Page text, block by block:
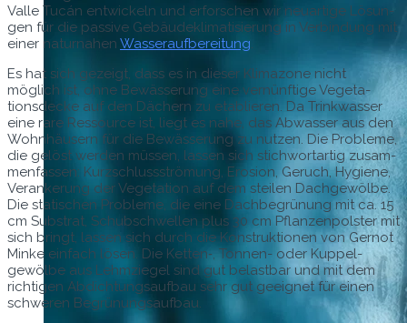
Valle Tucán entwick­eln und erforschen wir neuar­tige Lösun­
gen für die pas­sive Gebäudek­li­ma­tisierung in Verbindung mit
ein­er natur­na­hen Wasser­auf­bere­itung.
Es hat sich gezeigt, dass es in dieser Kli­ma­zone nicht
möglich ist, ohne Bewässerung eine vernün­ftige Veg­e­ta­
tions­decke auf den Däch­ern zu etablieren. Da Trinkwass­er
eine rare Ressource ist, liegt es nahe, das Abwass­er aus den
Wohn­häusern für die Bewässerung zu nutzen. Die Prob­leme,
die gelöst wer­den müssen, lassen sich stich­wor­tar­tig zusam­
men­fassen: Kurz­schlussströ­mung, Ero­sion, Geruch, Hygiene,
Ver­ankerung der Veg­e­ta­tion auf dem steilen Dachgewölbe.
Die sta­tis­chen Prob­leme, die eine Dachbe­grü­nung mit ca. 15
cm Sub­strat, Schub­schwellen plus 30 cm Pflanzen­pol­ster mit
sich bringt, lassen sich durch die Kon­struk­tio­nen von Ger­not
Minke ein­fach lösen. Die Ketten‑, Ton­nen- oder Kup­pel­
gewölbe aus Lehmziegel sind gut belast­bar und mit dem
richti­gen Abdich­tungsauf­bau sehr gut geeignet für einen
schw­eren Begrünungsaufbau.